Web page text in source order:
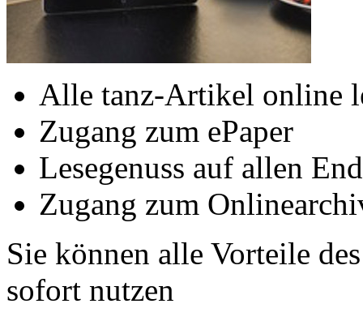
Alle tanz-Artikel online
Zugang zum ePaper
Lesegenuss auf allen
Zugang zum
Sie können alle Vorteile
sofort nutzen